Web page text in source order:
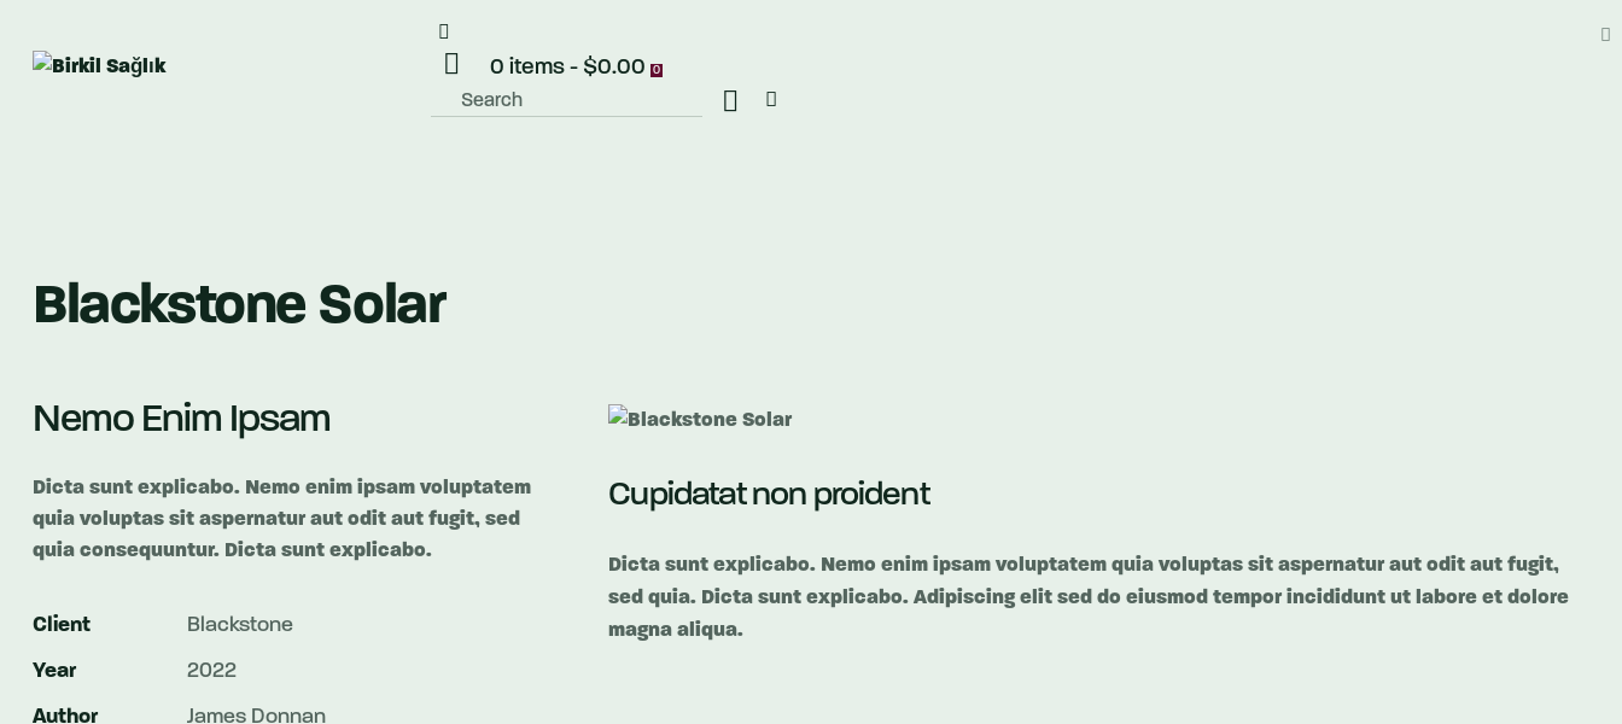
0 items - $0.00 0
Blackstone Solar
Nemo Enim Ipsam
Dicta sunt explicabo. Nemo enim ipsam voluptatem
quia voluptas sit aspernatur aut odit aut fugit, sed
quia consequuntur. Dicta sunt explicabo.
Client Blackstone
Year 2022
Author James Donnan
Cupidatat non proident
Dicta sunt explicabo. Nemo enim ipsam voluptatem quia voluptas sit aspernatur aut odit aut fugit,
sed quia. Dicta sunt explicabo. Adipiscing elit sed do eiusmod tempor incididunt ut labore et dolore
magna aliqua.